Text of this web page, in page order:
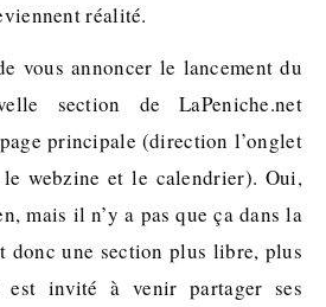
réalité.
vous annoncer le lancement du
section de LaPeniche.net
principale (direction l’onglet
webzine et le calendrier). Oui,
mais il n’y a pas que ça dans la
donc une section plus libre, plus
est invité à venir partager ses